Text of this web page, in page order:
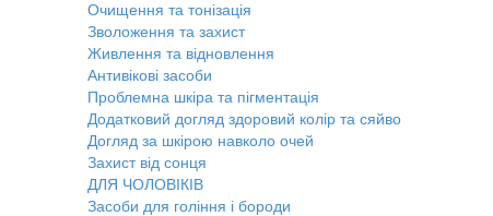
Очищення та тонізація
Зволоження та захист
Живлення та відновлення
Антивікові засоби
Проблемна шкіра та пігментація
Додатковий догляд здоровий колір та сяйво
Догляд за шкірою навколо очей
Захист від сонця
ДЛЯ ЧОЛОВІКІВ
Засоби для гоління і бороди